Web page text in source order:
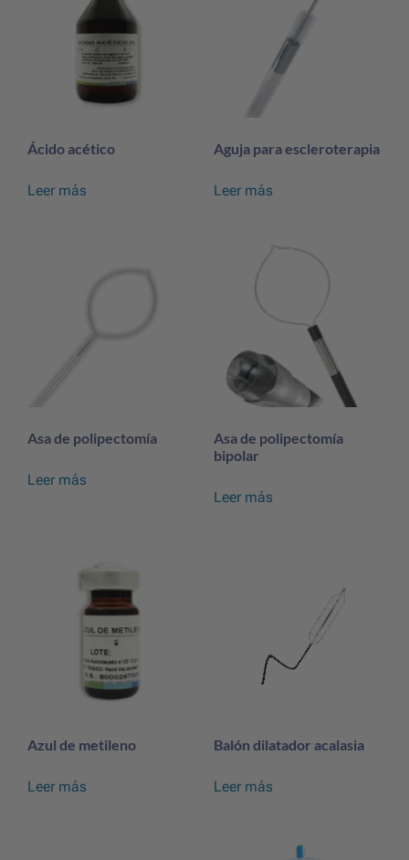
Ácido acético
Leer más
Aguja para escleroterapia
Leer más
Asa de polipectomía
Leer más
Asa de polipectomía
bipolar
Leer más
Azul de metileno
Leer más
Balón dilatador acalasia
Leer más